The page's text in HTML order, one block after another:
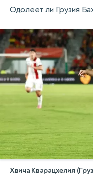
Одолеет ли Грузия
Хвича Кварацхелия